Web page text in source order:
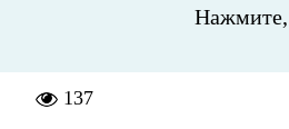
Нажмите,
137